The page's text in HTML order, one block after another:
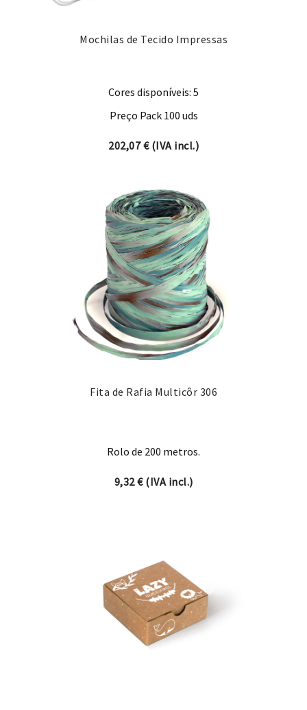
Mochilas de Tecido Impressas
Cores disponíveis: 5
Preço Pack 100 uds
202,07€(IVA incl.)
Fita de Rafia Multicôr 306
Rolo de 200 metros.
9,32€(IVA incl.)